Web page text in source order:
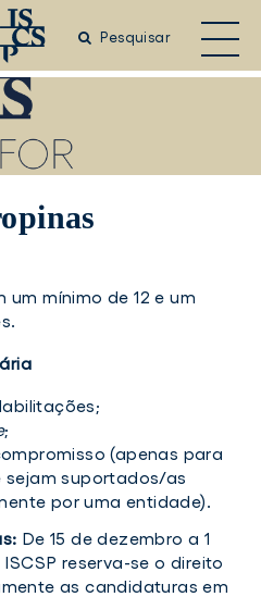
Pesquisar
mínimo de 12 e um
;
(apenas para
suportados/as
por uma entidade).
De 15 de dezembro a 1
reserva-se o direito
as candidaturas em